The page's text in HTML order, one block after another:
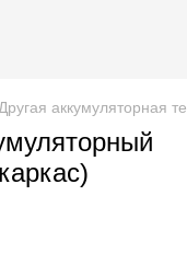
Другая аккумуляторная